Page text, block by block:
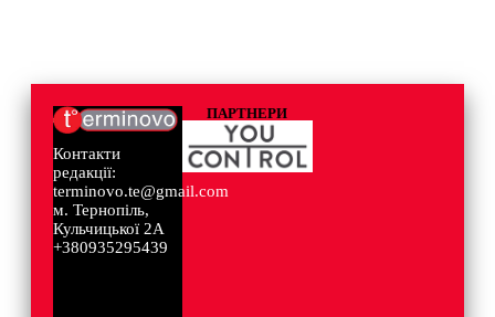
Контакти
редакції:
terminovo.te@gmail.com
м. Тернопіль,
Кульчицької 2А
+380935295439
ПАРТНЕРИ